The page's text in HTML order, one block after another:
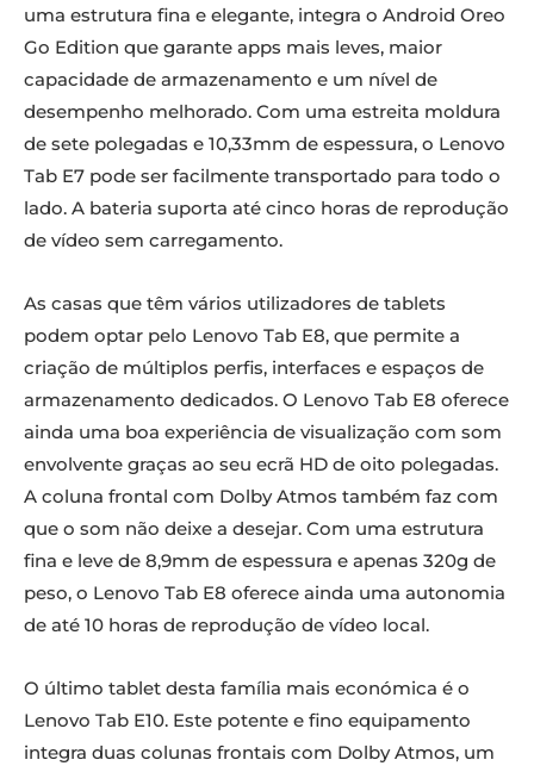
uma estrutura fina e elegante, integra o Android Oreo
Go Edition que garante apps mais leves, maior
capacidade de armazenamento e um nível de
desempenho melhorado. Com uma estreita moldura
de sete polegadas e 10,33mm de espessura, o Lenovo
Tab E7 pode ser facilmente transportado para todo o
lado. A bateria suporta até cinco horas de reprodução
de vídeo sem carregamento.
As casas que têm vários utilizadores de tablets
podem optar pelo Lenovo Tab E8, que permite a
criação de múltiplos perfis, interfaces e espaços de
armazenamento dedicados. O Lenovo Tab E8 oferece
ainda uma boa experiência de visualização com som
envolvente graças ao seu ecrã HD de oito polegadas.
A coluna frontal com Dolby Atmos também faz com
que o som não deixe a desejar. Com uma estrutura
fina e leve de 8,9mm de espessura e apenas 320g de
peso, o Lenovo Tab E8 oferece ainda uma autonomia
de até 10 horas de reprodução de vídeo local.
O último tablet desta família mais económica é o
Lenovo Tab E10. Este potente e fino equipamento
integra duas colunas frontais com Dolby Atmos, um